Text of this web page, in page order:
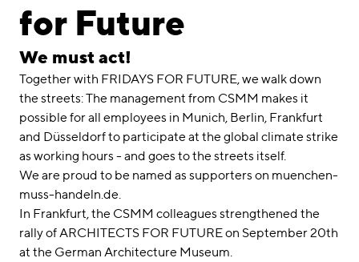
linkedininstagram
English
Imprint
Data Privacy
for Future
We must act!
Together with FRIDAYS FOR FUTURE, we walk down
the streets: The management from CSMM makes it
possible for all employees in Munich, Berlin, Frankfurt
and Düsseldorf to participate at the global climate strike
as working hours - and goes to the streets itself.
We are proud to be named as supporters on muenchen-
muss-handeln.de.
In Frankfurt, the CSMM colleagues strengthened the
rally of ARCHITECTS FOR FUTURE on September 20th
at the German Architecture Museum.